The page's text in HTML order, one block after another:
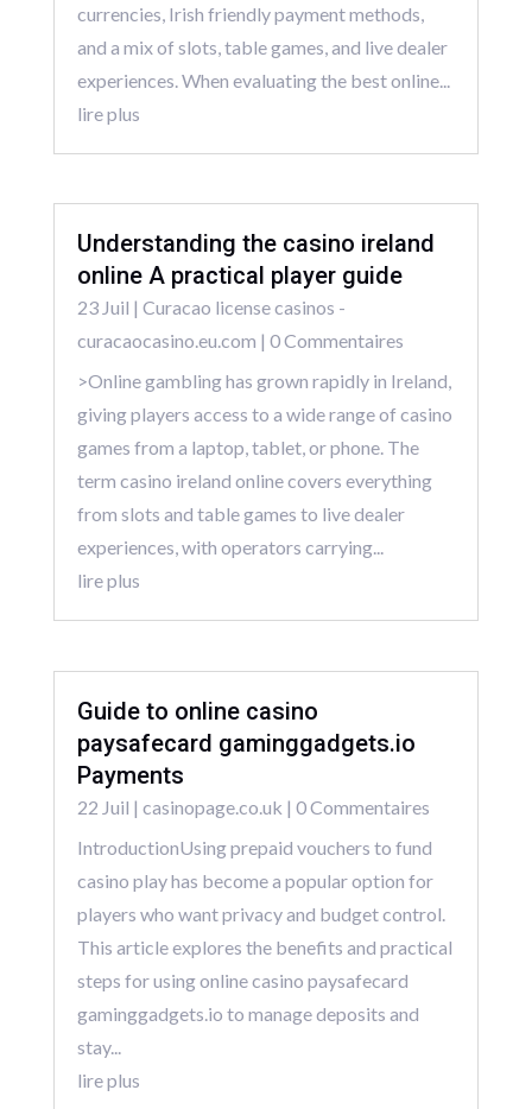
currencies, Irish friendly payment methods,
and a mix of slots, table games, and live dealer
experiences. When evaluating the best online...
lire plus
Understanding the casino ireland
online A practical player guide
23 Juil | Curacao license casinos -
curacaocasino.eu.com | 0 Commentaires
>Online gambling has grown rapidly in Ireland,
giving players access to a wide range of casino
games from a laptop, tablet, or phone. The
term casino ireland online covers everything
from slots and table games to live dealer
experiences, with operators carrying...
lire plus
Guide to online casino
paysafecard gaminggadgets.io
Payments
22 Juil | casinopage.co.uk | 0 Commentaires
IntroductionUsing prepaid vouchers to fund
casino play has become a popular option for
players who want privacy and budget control.
This article explores the benefits and practical
steps for using online casino paysafecard
gaminggadgets.io to manage deposits and
stay...
lire plus